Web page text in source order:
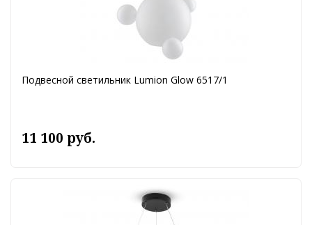
Подвесной светильник Lumion Glow 6517/1
11 100 руб.